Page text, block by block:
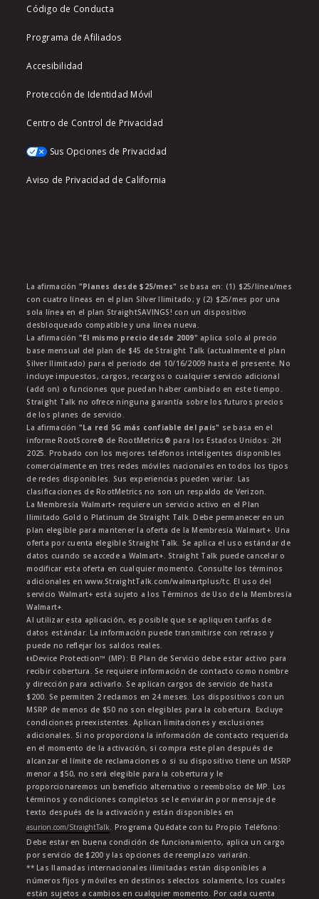
Código de Conducta
Programa de Afiliados
Accesibilidad
Protección de Identidad Móvil
Centro de Control de Privacidad
Sus Opciones de Privacidad
Aviso de Privacidad de California
La afirmación "Planes desde $25/mes" se basa en: (1) $25/línea/mes
con cuatro líneas en el plan Silver Ilimitado; y (2) $25/mes por una
sola línea en el plan StraightSAVINGS! con un dispositivo
desbloqueado compatible y una línea nueva.
La afirmación "El mismo precio desde 2009" aplica solo al precio
base mensual del plan de $45 de Straight Talk (actualmente el plan
Silver Ilimitado) para el periodo del 10/16/2009 hasta el presente. No
incluye impuestos, cargos, recargos o cualquier servicio adicional
(add on) o funciones que puedan haber cambiado en este tiempo.
Straight Talk no ofrece ninguna garantía sobre los futuros precios
de los planes de servicio.
La afirmación "La red 5G más confiable del país" se basa en el
informe RootScore® de RootMetrics® para los Estados Unidos: 2H
2025. Probado con los mejores teléfonos inteligentes disponibles
comercialmente en tres redes móviles nacionales en todos los tipos
de redes disponibles. Sus experiencias pueden variar. Las
clasificaciones de RootMetrics no son un respaldo de Verizon.
La Membresía Walmart+ requiere un servicio activo en el Plan
Ilimitado Gold o Platinum de Straight Talk. Debe permanecer en un
plan elegible para mantener la oferta de la Membresía Walmart+. Una
oferta por cuenta elegible Straight Talk. Se aplica el uso estándar de
datos cuando se accede a Walmart+. Straight Talk puede cancelar o
modificar esta oferta en cualquier momento. Consulte los términos
adicionales en www.StraightTalk.com/walmartplus/tc. El uso del
servicio Walmart+ está sujeto a los Términos de Uso de la Membresía
Walmart+.
Al utilizar esta aplicación, es posible que se apliquen tarifas de
datos estándar. La información puede transmitirse con retraso y
puede no reflejar los saldos reales.
ŧŧDevice Protection™ (MP): El Plan de Servicio debe estar activo para
recibir cobertura. Se requiere información de contacto como nombre
y dirección para activarlo. Se aplican cargos de servicio de hasta
$200. Se permiten 2 reclamos en 24 meses. Los dispositivos con un
MSRP de menos de $50 no son elegibles para la cobertura. Excluye
condiciones preexistentes. Aplican limitaciones y exclusiones
adicionales. Si no proporciona la información de contacto requerida
en el momento de la activación, si compra este plan después de
alcanzar el límite de reclamaciones o si su dispositivo tiene un MSRP
menor a $50, no será elegible para la cobertura y le
proporcionaremos un beneficio alternativo o reembolso de MP. Los
términos y condiciones completos se le enviarán por mensaje de
texto después de la activación y están disponibles en
asurion.com/StraightTalk . Programa Quédate con tu Propio Teléfono:
Debe estar en buena condición de funcionamiento, aplica un cargo
por servicio de $200 y las opciones de reemplazo variarán.
** Las llamadas internacionales ilimitadas están disponibles a
números fijos y móviles en destinos selectos solamente, los cuales
están sujetos a cambios en cualquier momento. Por cada cuenta